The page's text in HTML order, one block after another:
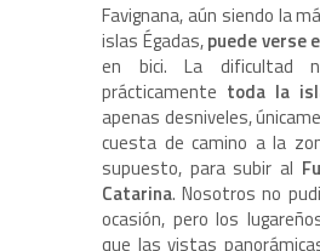
Favignana, aún siendo la
islas Égadas,puede verse
en bici. La dificultad
prácticamente toda la
apenas desniveles,
cuesta de camino a la
supuesto, para subir al
Catarina. Nosotros no
ocasión, pero los
que las vistas